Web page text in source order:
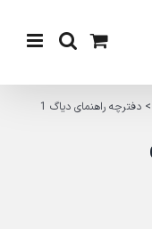
دفترچه راهنمای دیاگ 1